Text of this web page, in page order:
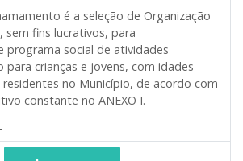
é a seleção de Organização
sem fins lucrativos, para
programa social de atividades
para crianças e jovens, com idades
residentes no Município, de acordo com
constante no ANEXO I.